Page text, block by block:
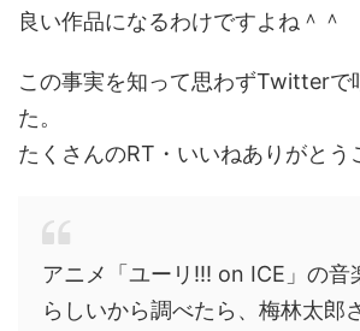
良い作品になるわけですよね＾＾
この事実を知って思わずTwitterで
た。
たくさんのRT・いいねありがとう
アニメ「ユーリ!!! on ICE」の音
らしいから調べたら、梅林太郎